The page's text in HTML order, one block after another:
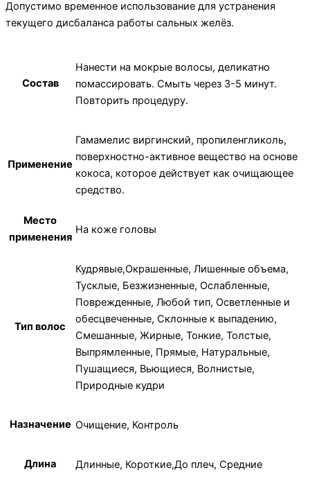
Допустимо временное использование для устранения
текущего дисбаланса работы сальных желёз.
Состав
Нанести на мокрые волосы, деликатно
помассировать. Смыть через 3-5 минут.
Повторить процедуру.
Применение
Гамамелис виргинский, пропиленгликоль,
поверхностно-активное вещество на основе
кокоса, которое действует как очищающее
средство.
Место
применения
На коже головы
Тип волос
Кудрявые,Окрашенные, Лишенные объема,
Тусклые, Безжизненные, Ослабленные,
Поврежденные, Любой тип, Осветленные и
обесцвеченные, Склонные к выпадению,
Смешанные, Жирные, Тонкие, Толстые,
Выпрямленные, Прямые, Натуральные,
Пушащиеся, Вьющиеся, Волнистые,
Природные кудри
Назначение Очищение, Контроль
Длина Длинные, Короткие,До плеч, Средние